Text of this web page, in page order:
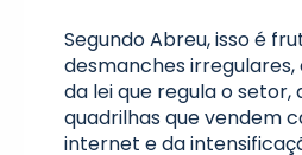
Segundo Abreu, isso é
desmanches
da lei que regula o
quadrilhas que vendem
internet e da